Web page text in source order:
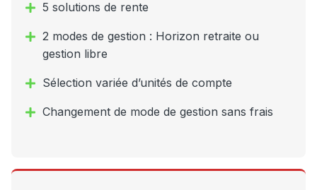
5 solutions de rente
2 modes de gestion : Horizon retraite ou
gestion libre
Sélection variée d’unités de compte
Changement de mode de gestion sans frais